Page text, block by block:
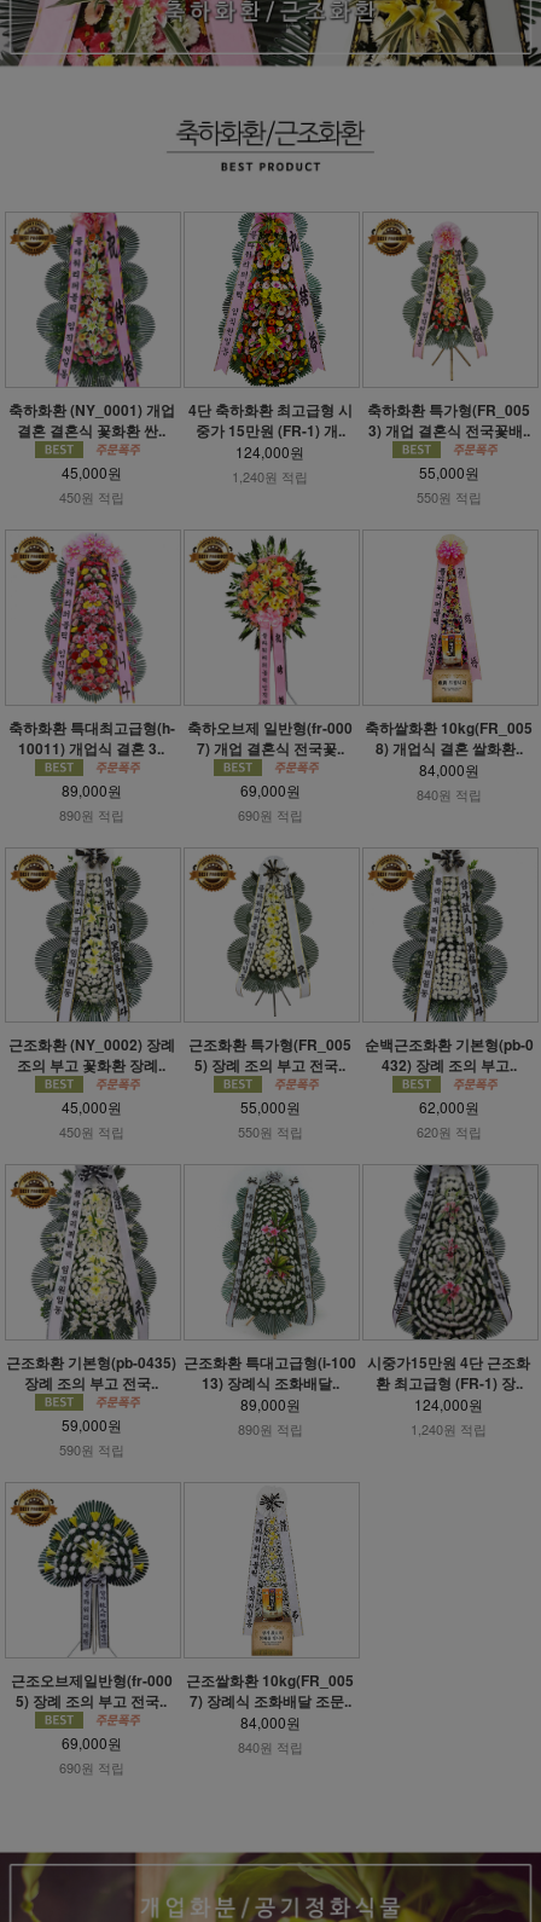
축하화환 (NY_0001) 개업
결혼 결혼식 꽃화환 싼..
45,000원
450원 적립
4단 축하화환 최고급형 시
중가 15만원 (FR-1) 개..
124,000원
1,240원 적립
축하화환 특가형(FR_005
3) 개업 결혼식 전국꽃배..
55,000원
550원 적립
축하화환 특대최고급형(h-
10011) 개업식 결혼 3..
89,000원
890원 적립
축하오브제 일반형(fr-000
7) 개업 결혼식 전국꽃..
69,000원
690원 적립
축하쌀화환 10kg(FR_005
8) 개업식 결혼 쌀화환..
84,000원
840원 적립
근조화환 (NY_0002) 장례
조의 부고 꽃화환 장례..
45,000원
450원 적립
근조화환 특가형(FR_005
5) 장례 조의 부고 전국..
55,000원
550원 적립
순백근조화환 기본형(pb-0
432) 장례 조의 부고..
62,000원
620원 적립
근조화환 기본형(pb-0435)
장례 조의 부고 전국..
59,000원
590원 적립
근조화환 특대고급형(i-100
13) 장례식 조화배달..
89,000원
890원 적립
시중가15만원 4단 근조화
환 최고급형 (FR-1) 장..
124,000원
1,240원 적립
근조오브제일반형(fr-000
5) 장례 조의 부고 전국..
69,000원
690원 적립
근조쌀화환 10kg(FR_005
7) 장례식 조화배달 조문..
84,000원
840원 적립